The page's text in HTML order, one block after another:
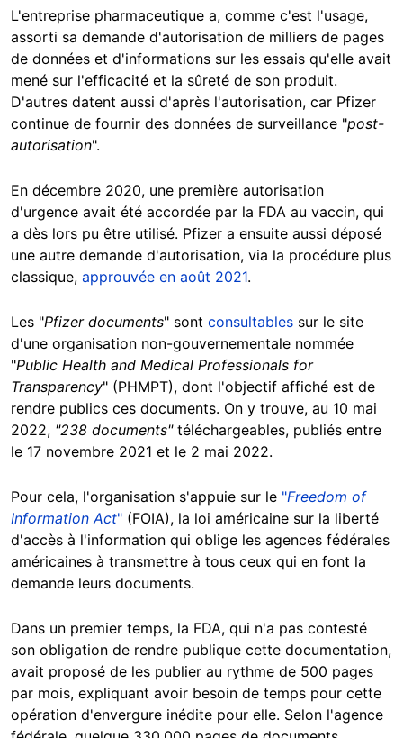
L'entreprise pharmaceutique a, comme c'est l'usage,
assorti sa demande d'autorisation de milliers de pages
de données et d'informations sur les essais qu'elle avait
mené sur l'efficacité et la sûreté de son produit.
D'autres datent aussi d'après l'autorisation, car Pfizer
continue de fournir des données de surveillance "post-
autorisation".
En décembre 2020, une première autorisation
d'urgence avait été accordée par la FDA au vaccin, qui
a dès lors pu être utilisé. Pfizer a ensuite aussi déposé
une autre demande d'autorisation, via la procédure plus
classique, approuvée en août 2021.
Les "Pfizer documents" sont consultables sur le site
d'une organisation non-gouvernementale nommée
"Public Health and Medical Professionals for
Transparency" (PHMPT), dont l'objectif affiché est de
rendre publics ces documents. On y trouve, au 10 mai
2022, "238 documents" téléchargeables, publiés entre
le 17 novembre 2021 et le 2 mai 2022.
Pour cela, l'organisation s'appuie sur le "Freedom of
Information Act" (FOIA), la loi américaine sur la liberté
d'accès à l'information qui oblige les agences fédérales
américaines à transmettre à tous ceux qui en font la
demande leurs documents.
Dans un premier temps, la FDA, qui n'a pas contesté
son obligation de rendre publique cette documentation,
avait proposé de les publier au rythme de 500 pages
par mois, expliquant avoir besoin de temps pour cette
opération d'envergure inédite pour elle. Selon l'agence